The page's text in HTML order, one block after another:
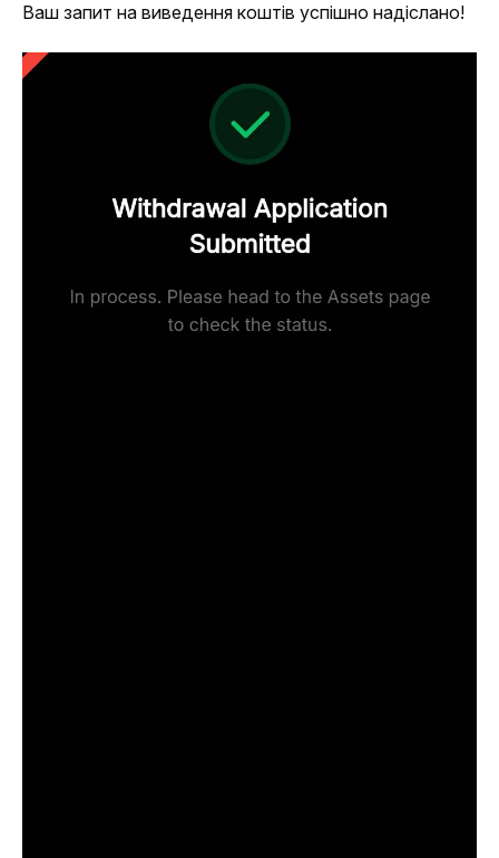
Ваш запит на виведення коштів успішно надіслано!